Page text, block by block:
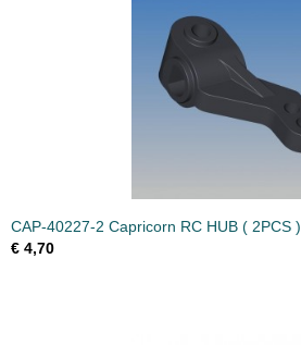
CAP-40227-2 Capricorn RC HUB ( 2PCS )
€ 4,70